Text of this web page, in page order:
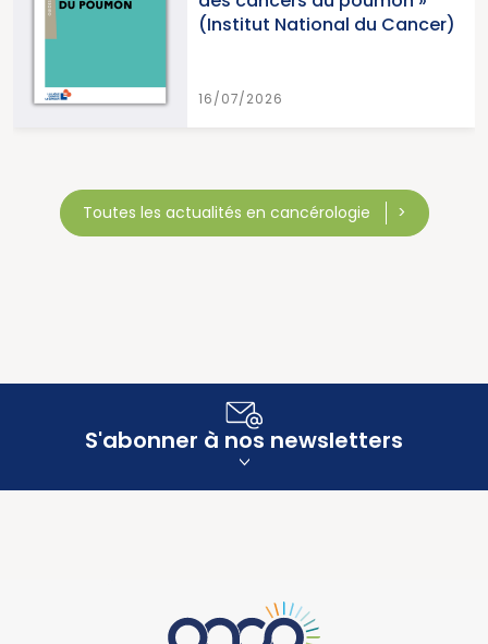
(Institut National du Cancer)
Toutes les actualités en cancérologie
S'abonner à nos newsletters